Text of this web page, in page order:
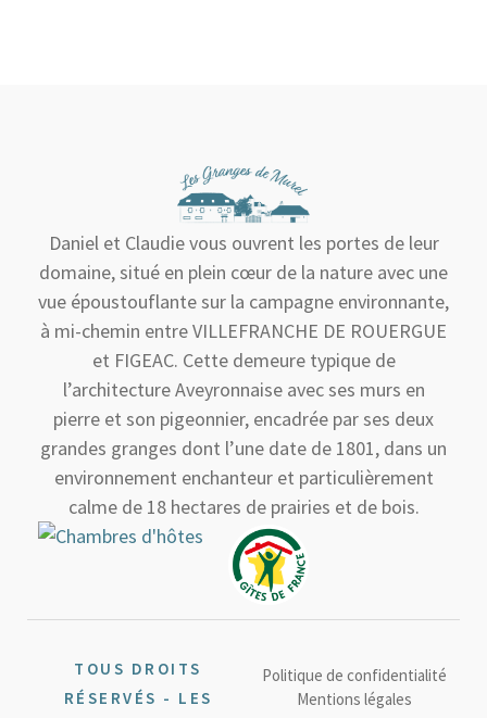
Daniel et Claudie vous ouvrent les portes de leur
domaine, situé en plein cœur de la nature avec une
vue époustouflante sur la campagne environnante,
à mi-chemin entre VILLEFRANCHE DE ROUERGUE
et FIGEAC. Cette demeure typique de
l’architecture Aveyronnaise avec ses murs en
pierre et son pigeonnier, encadrée par ses deux
grandes granges dont l’une date de 1801, dans un
environnement enchanteur et particulièrement
calme de 18 hectares de prairies et de bois.
TOUS DROITS
RÉSERVÉS - LES
Politique de confidentialité
Mentions légales